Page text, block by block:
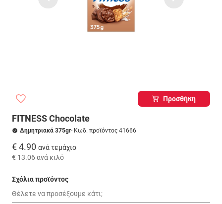
Προσθήκη
FITNESS Chocolate
Δημητριακά 375gr- Κωδ. προϊόντος 41666
€ 4.90 ανά τεμάχιο
€ 13.06 ανά κιλό
Σχόλια προϊόντος